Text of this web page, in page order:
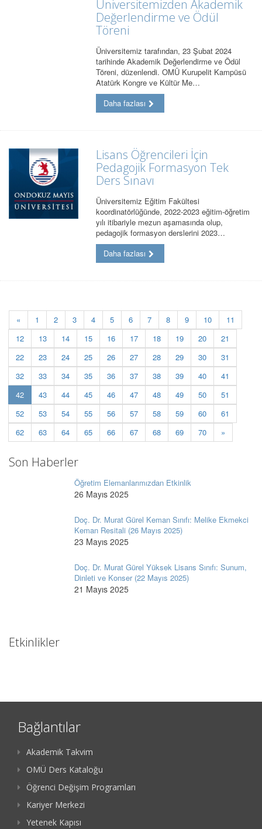
Üniversitemizden Akademik
Değerlendirme ve Ödül
Töreni
Üniversitemiz tarafından, 23 Şubat 2024
tarihinde Akademik Değerlendirme ve Ödül
Töreni, düzenlendi. OMÜ Kurupelit Kampüsü
Atatürk Kongre ve Kültür Me…
Daha fazlası
Lisans Öğrencileri İçin
Pedagojik Formasyon Tek
Ders Sınavı
Üniversitemiz Eğitim Fakültesi
koordinatörlüğünde, 2022-2023 eğitim-öğretim
yılı itibariyle mezun aşamasında olup,
pedagojik formasyon derslerini 2023…
Daha fazlası
« 1 2 3 4 5 6 7 8 9 10
11
12
13 14 15 16 17 18 19 20
21
22
23 24 25 26 27 28 29 30
31
32
33 34 35 36 37 38 39 40
41
42(current)
43 44 45 46 47 48 49 50
51
52
53 54 55 56 57 58 59 60
61
62
63 64 65 66 67 68 69 70 »
Son Haberler
Öğretim Elemanlarımızdan Etkinlik
26 Mayıs 2025
Doç. Dr. Murat Gürel Keman Sınıfı: Melike Ekmekci
Keman Resitali (26 Mayıs 2025)
23 Mayıs 2025
Doç. Dr. Murat Gürel Yüksek Lisans Sınıfı: Sunum,
Dinleti ve Konser (22 Mayıs 2025)
21 Mayıs 2025
Etkinlikler
Bağlantılar
Akademik Takvim
OMÜ Ders Kataloğu
Öğrenci Değişim Programları
Kariyer Merkezi
Yetenek Kapısı